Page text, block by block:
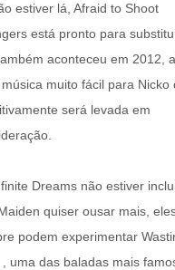
estiver lá, Afraid to Shoot
está pronto para
aconteceu em 2012,
muito fácil para Nicko
será levada em
Dreams não estiver
quiser ousar mais,
podem experimentar
, uma das baladas mais